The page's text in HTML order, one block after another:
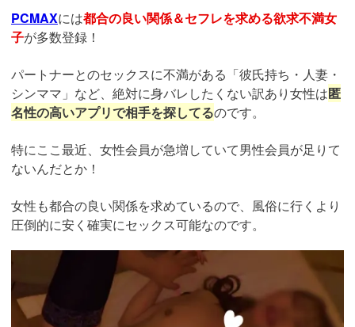
PCMAXには都合の良い関係＆セフレを求める欲求不満女
子が多数登録！
パートナーとのセックスに不満がある「彼氏持ち・人妻・
シンママ」など、絶対に身バレしたくない訳あり女性は匿
名性の高いアプリで相手を探してるのです。
特にここ最近、女性会員が急増していて男性会員が足りて
ないんだとか！
女性も都合の良い関係を求めているので、風俗に行くより
圧倒的に安く確実にセックス可能なのです。
https://pcmax.jp/lp/?
ad_id=rm327007